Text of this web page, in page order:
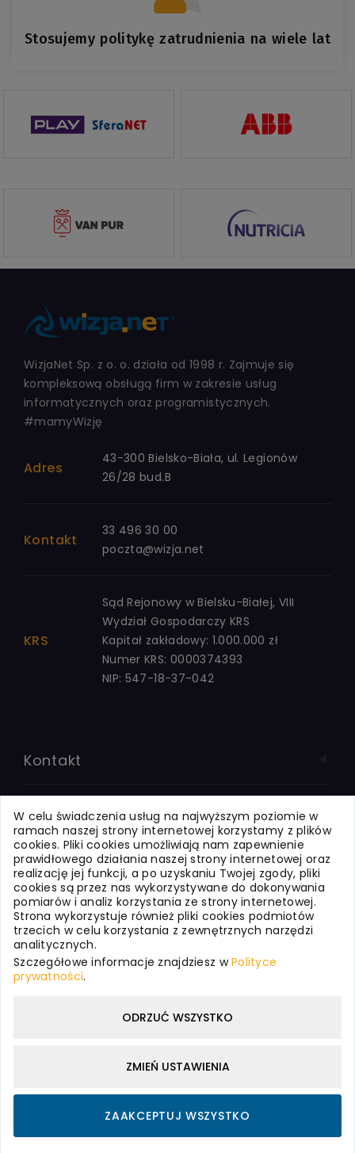
W celu świadczenia usług na najwyższym poziomie w
ramach naszej strony internetowej korzystamy z plików
cookies. Pliki cookies umożliwiają nam zapewnienie
prawidłowego działania naszej strony internetowej oraz
realizację jej funkcji, a po uzyskaniu Twojej zgody, pliki
cookies są przez nas wykorzystywane do dokonywania
pomiarów i analiz korzystania ze strony internetowej.
Strona wykorzystuje również pliki cookies podmiotów
trzecich w celu korzystania z zewnętrznych narzędzi
analitycznych.
Szczegółowe informacje znajdziesz wPolityce
prywatności.
ODRZUĆ WSZYSTKO
ZMIEŃ USTAWIENIA
ZAAKCEPTUJ WSZYSTKO
Stosujemy politykę zatrudnienia na wiele lat
WizjaNet Sp. z o. o. działa od 1998 r. Zajmuje się
kompleksową obsługą firm w zakresie usług
informatycznych oraz programistycznych.
#mamyWizję
Adres
43-300 Bielsko-Biała, ul. Legionów
26/28 bud.B
Kontakt
33 496 30 00
poczta@wizja.net
KRS
Sąd Rejonowy w Bielsku-Białej, VIII
Wydział Gospodarczy KRS
Kapitał zakładowy: 1.000.000 zł
Numer KRS: 0000374393
NIP: 547-18-37-042
Kontakt
Systemy dla Firm
Systemy dla Oświaty
Usługi internetowe
WizjaNet - o nas
WizjaNet. Wszystkie prawa zastrzeżone.
Polityka prywatności.